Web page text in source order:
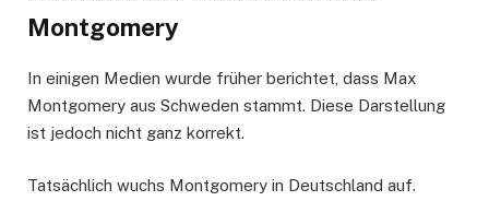
Montgomery
In einigen Medien wurde früher berichtet, dass Max
Montgomery aus Schweden stammt. Diese Darstellung
ist jedoch nicht ganz korrekt.
Tatsächlich wuchs Montgomery in Deutschland auf.